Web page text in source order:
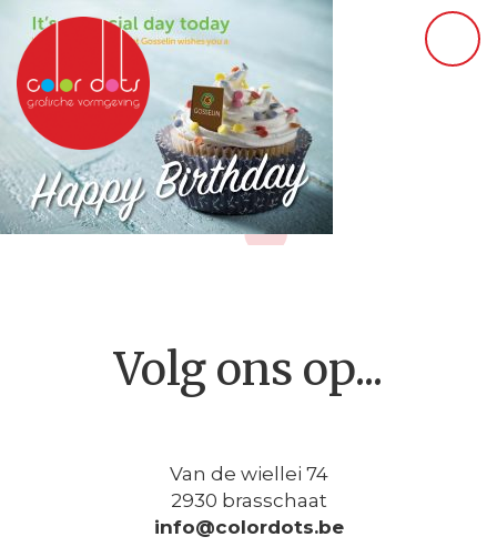
Volg ons op...
Van de wiellei 74
2930 brasschaat
info@colordots.be